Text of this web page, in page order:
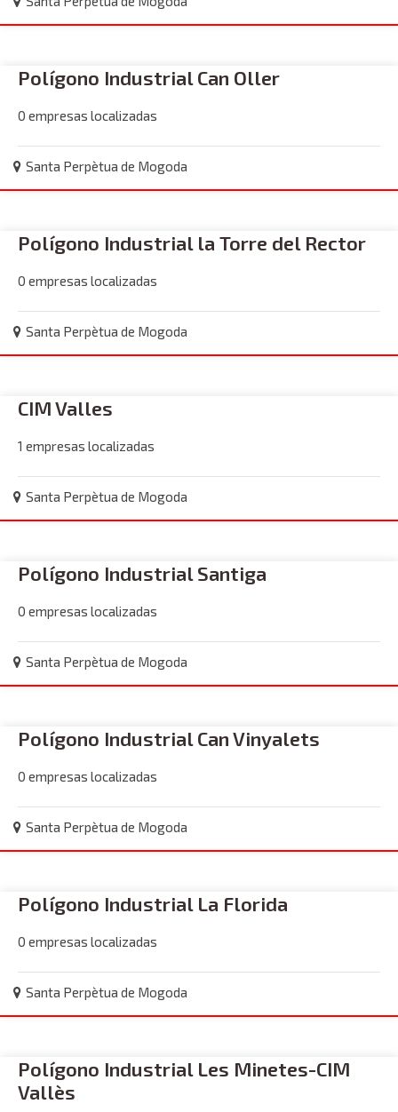
Polígono Industrial Can Oller
0 empresas localizadas
Santa Perpètua de Mogoda
Polígono Industrial la Torre del Rector
0 empresas localizadas
Santa Perpètua de Mogoda
CIM Valles
1 empresas localizadas
Santa Perpètua de Mogoda
Polígono Industrial Santiga
0 empresas localizadas
Santa Perpètua de Mogoda
Polígono Industrial Can Vinyalets
0 empresas localizadas
Santa Perpètua de Mogoda
Polígono Industrial La Florida
0 empresas localizadas
Santa Perpètua de Mogoda
Polígono Industrial Les Minetes-CIM
Vallès